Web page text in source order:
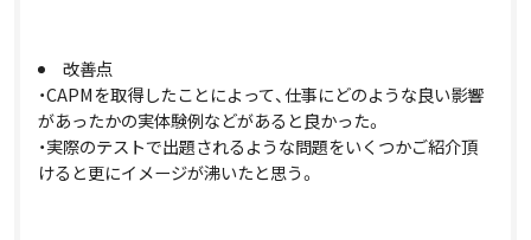
改善点
・CAPMを取得したことによって、仕事にどのような良い影響
があったかの実体験例などがあると良かった。
・実際のテストで出題されるような問題をいくつかご紹介頂
けると更にイメージが沸いたと思う。